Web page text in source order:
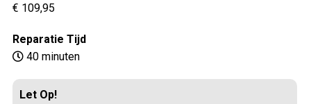
€ 109,95
Reparatie Tijd
40 minuten
Let Op!